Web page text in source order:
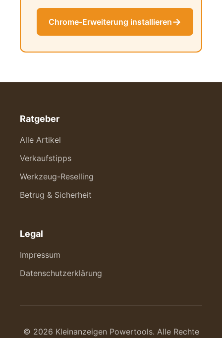
Chrome-Erweiterung installieren→
Ratgeber
Alle Artikel
Verkaufstipps
Werkzeug-Reselling
Betrug & Sicherheit
Legal
Impressum
Datenschutzerklärung
© 2026 Kleinanzeigen Powertools. Alle Rechte